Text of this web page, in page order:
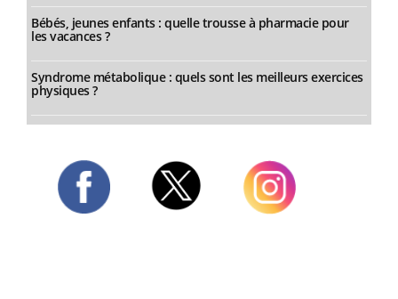
Bébés, jeunes enfants : quelle trousse à pharmacie pour
les vacances ?
Syndrome métabolique : quels sont les meilleurs exercices
physiques ?